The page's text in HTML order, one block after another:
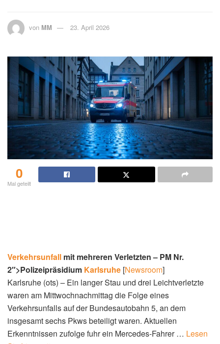
von MM 23. April 2026
0
Mal geteilt
Verkehrsunfall mit mehreren Verletzten – PM Nr.
2″>Polizeipräsidium Karlsruhe [Newsroom]
Karlsruhe (ots) – Ein langer Stau und drei Leichtverletzte
waren am Mittwochnachmittag die Folge eines
Verkehrsunfalls auf der Bundesautobahn 5, an dem
insgesamt sechs Pkws beteiligt waren. Aktuellen
Erkenntnissen zufolge fuhr ein Mercedes-Fahrer … Lesen